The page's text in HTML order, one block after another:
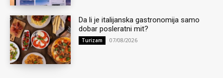
Da li je italijanska gastronomija samo
dobar posleratni mit?
Turizam 07/08/2026